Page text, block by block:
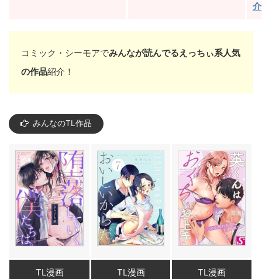
介
コミック・シーモアでみんなが読んでるえっちぃ系人気
の作品紹介！
みんなのTL作品
TL漫画 TL漫画 TL漫画